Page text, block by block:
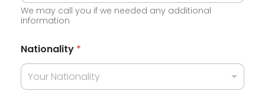
o
c
n
t
We may call you if we needed any additional
information
Nationality *
Your Nationality